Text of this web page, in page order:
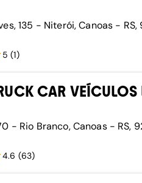
135 - Niterói, Canoas - RS,
5 (1)
CAR VEÍCULOS
- Rio Branco, Canoas - RS,
4.6 (63)